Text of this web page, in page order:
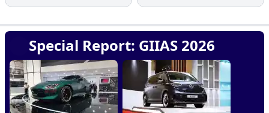
Special Report: GIIAS 2026